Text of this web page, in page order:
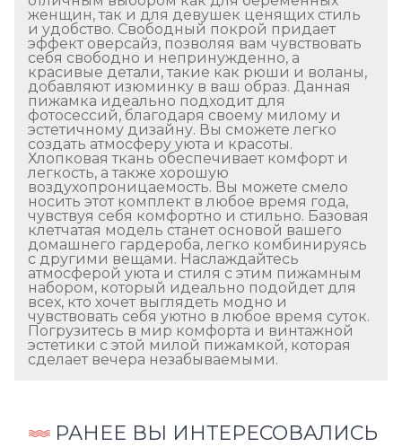
женщин, так и для девушек ценящих стиль
и удобство. Свободный покрой придает
эффект оверсайз, позволяя вам чувствовать
себя свободно и непринужденно, а
красивые детали, такие как рюши и воланы,
добавляют изюминку в ваш образ. Данная
пижамка идеально подходит для
фотосессий, благодаря своему милому и
эстетичному дизайну. Вы сможете легко
создать атмосферу уюта и красоты.
Хлопковая ткань обеспечивает комфорт и
легкость, а также хорошую
воздухопроницаемость. Вы можете смело
носить этот комплект в любое время года,
чувствуя себя комфортно и стильно. Базовая
клетчатая модель станет основой вашего
домашнего гардероба, легко комбинируясь
с другими вещами. Наслаждайтесь
атмосферой уюта и стиля с этим пижамным
набором, который идеально подойдет для
всех, кто хочет выглядеть модно и
чувствовать себя уютно в любое время суток.
Погрузитесь в мир комфорта и винтажной
эстетики с этой милой пижамкой, которая
сделает вечера незабываемыми.
РАНЕЕ ВЫ ИНТЕРЕСОВАЛИСЬ